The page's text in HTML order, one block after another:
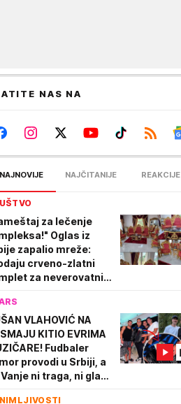
NAS NA
NAJNOVIJE NAJČITANIJE REAKCIJE
za lečenje
Oglas iz
zapalio mreže:
crveno-zlatni
za neverovatnih
VLAHOVIĆ NA
KITIO EVRIMA
Fudbaler
provodi u Srbiji, a
ni traga, ni glasa